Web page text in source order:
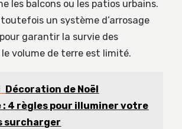
les balcons ou les patios urbains.
un système d’arrosage
garantir la survie des
volume de terre est limité.
Décoration de Noël
4 règles pour illuminer votre
surcharger